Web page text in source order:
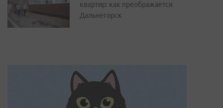
квартир: как преображается
Дальнегорск